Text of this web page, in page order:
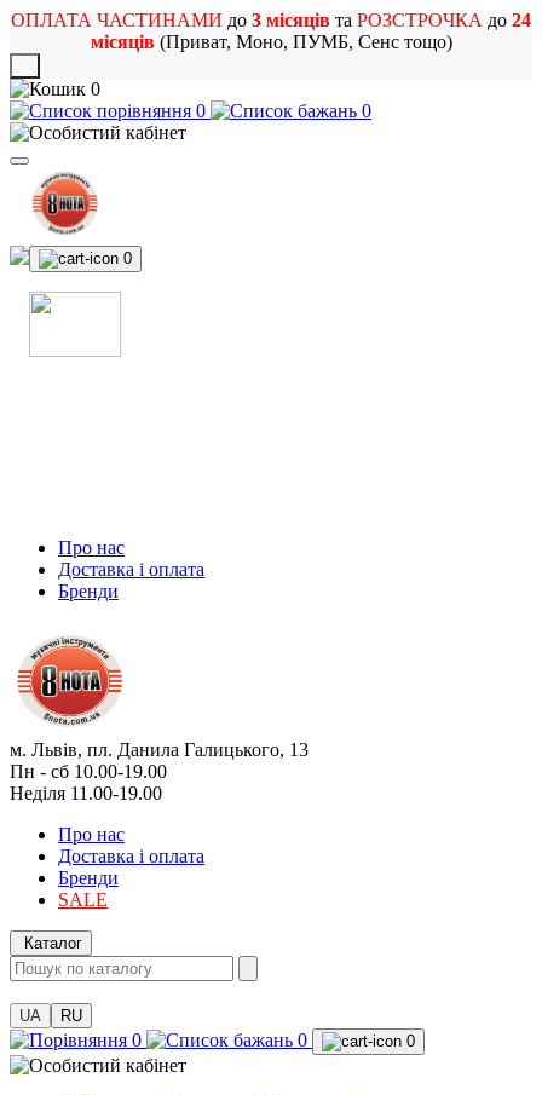
ОПЛАТА ЧАСТИНАМИ до 3 місяців та РОЗСТРОЧКА до 24
місяців(Приват, Моно, ПУМБ, Сенс тощо)
0
0
0
0
Про нас
Доставка і оплата
Бренди
м. Львів, пл. Данила Галицького, 13
Пн - сб 10.00-19.00
Неділя 11.00-19.00
Про нас
Доставка і оплата
Бренди
SALE
Каталог
UA RU
0 0 0